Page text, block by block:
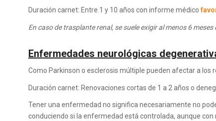
Duración carnet: Entre 1 y 10 años con informe médico
En caso de trasplante renal, se suele exigir al menos 6
Enfermedades neurológicas
Como Parkinson o esclerosis múltiple pueden afectar a los
Duración carnet: Renovaciones cortas de 1 a 2 años o
Tener una enfermedad no significa necesariamente no
conduciendo si la enfermedad está controlada, aunque